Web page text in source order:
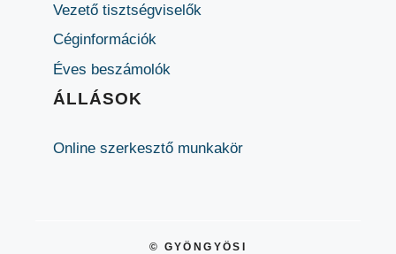
Vezető tisztségviselők
Céginformációk
Éves beszámolók
ÁLLÁSOK
Online szerkesztő munkakör
© GYÖNGYÖSI